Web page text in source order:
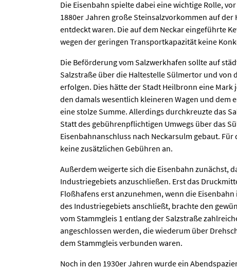
Die Eisenbahn spielte dabei eine wichtige Rolle,
1880er Jahren große Steinsalzvorkommen auf
entdeckt waren. Die auf dem Neckar eingeführte
wegen der geringen Transportkapazität keine
Die Beförderung vom Salzwerkhafen sollte auf
Salzstraße über die Haltestelle Sülmertor und von
erfolgen. Dies hätte der Stadt Heilbronn eine Mark
den damals wesentlich kleineren Wagen und dem
eine stolze Summe. Allerdings durchkreuzte das
Statt des gebührenpflichtigen Umwegs über das
Eisenbahnanschluss nach Neckarsulm gebaut.
keine zusätzlichen Gebühren an.
Außerdem weigerte sich die Eisenbahn zunächst,
Industriegebiets anzuschließen. Erst das
Floßhafens erst anzunehmen, wenn die Eisenbahn
des Industriegebiets anschließt, brachte den
vom Stammgleis 1 entlang der Salzstraße
angeschlossen werden, die wiederum über
dem Stammgleis verbunden waren.
Noch in den 1930er Jahren wurde ein